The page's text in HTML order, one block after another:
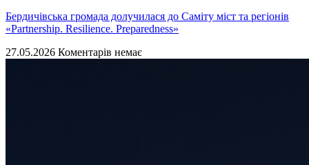
Бердичівська громада долучилася до Саміту міст та регіонів
«Partnership. Resilience. Preparedness»
27.05.2026 Коментарів немає